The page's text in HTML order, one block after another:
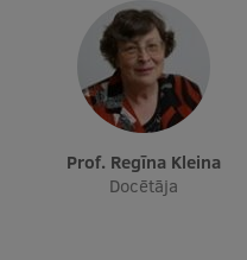
Starptautiskie projekti
Starptautiskie
EURAXESS RSU
EATRIS koordinators
Prof. Regīna Kleina
Docētāja